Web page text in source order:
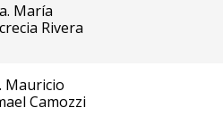
María
Rivera
Mauricio
Camozzi